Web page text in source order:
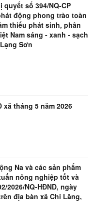
quyết số 394/NQ-CP
động phong trào toàn
thiểu phát sinh, phân
Nam sáng - xanh - sạch
Sơn
xã tháng 5 năm 2026
Na và các sản phẩm
nông nghiệp tốt và
2026/NQ-HĐND, ngày
địa bàn xã Chi Lăng,